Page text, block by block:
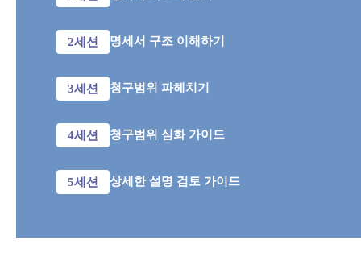
2세션 명세서 구조 이해하기
3세션 청구범위 파헤치기
4세션 청구범위 심화 가이드
5세션 상세한 설명 검토 가이드